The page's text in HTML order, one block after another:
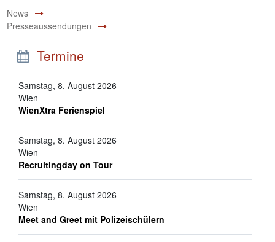
News
Presseaussendungen
Termine
Samstag, 8. August 2026
Wien
WienXtra Ferienspiel
Samstag, 8. August 2026
Wien
Recruitingday on Tour
Samstag, 8. August 2026
Wien
Meet and Greet mit Polizeischülern